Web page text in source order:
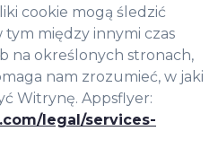
cookie mogą śledzić
tym między innymi czas
na określonych stronach,
nam zrozumieć, w jaki
Witrynę. Appsflyer:
legal/services-